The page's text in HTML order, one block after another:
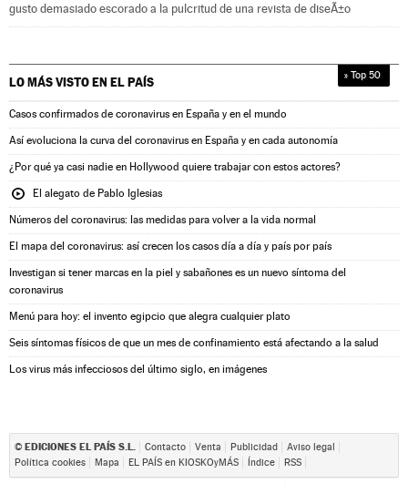
gusto demasiado escorado a la pulcritud de una revista de diseÃ±o
LO MÁS VISTO EN EL PAÍS » Top 50
Casos confirmados de coronavirus en España y en el mundo
Así evoluciona la curva del coronavirus en España y en cada autonomía
¿Por qué ya casi nadie en Hollywood quiere trabajar con estos actores?
El alegato de Pablo Iglesias
Números del coronavirus: las medidas para volver a la vida normal
El mapa del coronavirus: así crecen los casos día a día y país por país
Investigan si tener marcas en la piel y sabañones es un nuevo síntoma del
coronavirus
Menú para hoy: el invento egipcio que alegra cualquier plato
Seis síntomas físicos de que un mes de confinamiento está afectando a la salud
Los virus más infecciosos del último siglo, en imágenes
© EDICIONES EL PAÍS S.L. Contacto Venta Publicidad
Aviso legal
Política cookies
Mapa EL PAÍS en KIOSKOyMÁS Índice RSS